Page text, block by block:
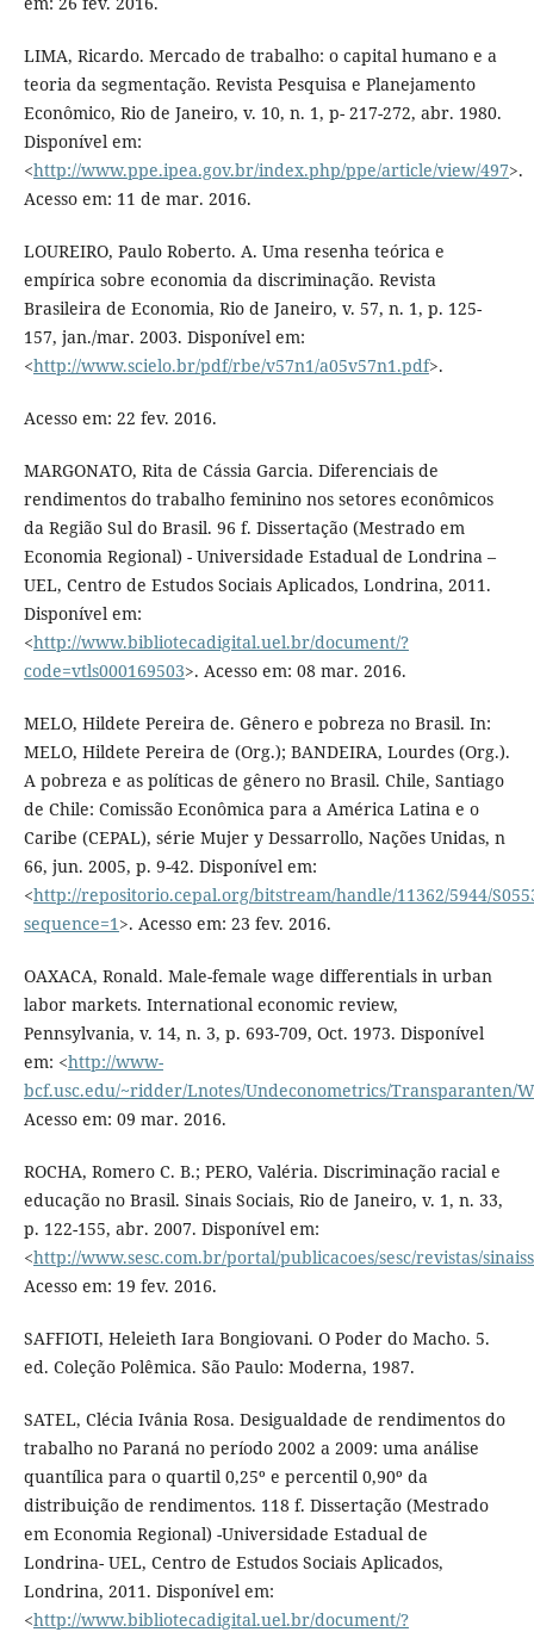
LIMA, Ricardo. Mercado de trabalho: o capital humano e a
teoria da segmentação. Revista Pesquisa e Planejamento
Econômico, Rio de Janeiro, v. 10, n. 1, p- 217-272, abr. 1980.
Disponível em:
<http://www.ppe.ipea.gov.br/index.php/ppe/article/view/497>.
Acesso em: 11 de mar. 2016.
LOUREIRO, Paulo Roberto. A. Uma resenha teórica e
empírica sobre economia da discriminação. Revista
Brasileira de Economia, Rio de Janeiro, v. 57, n. 1, p. 125-
157, jan./mar. 2003. Disponível em:
<http://www.scielo.br/pdf/rbe/v57n1/a05v57n1.pdf>.
Acesso em: 22 fev. 2016.
MARGONATO, Rita de Cássia Garcia. Diferenciais de
rendimentos do trabalho feminino nos setores econômicos
da Região Sul do Brasil. 96 f. Dissertação (Mestrado em
Economia Regional) - Universidade Estadual de Londrina –
UEL, Centro de Estudos Sociais Aplicados, Londrina, 2011.
Disponível em:
<http://www.bibliotecadigital.uel.br/document/?
code=vtls000169503>. Acesso em: 08 mar. 2016.
MELO, Hildete Pereira de. Gênero e pobreza no Brasil. In:
MELO, Hildete Pereira de (Org.); BANDEIRA, Lourdes (Org.).
A pobreza e as políticas de gênero no Brasil. Chile, Santiago
de Chile: Comissão Econômica para a América Latina e o
Caribe (CEPAL), série Mujer y Dessarrollo, Nações Unidas, n
66, jun. 2005, p. 9-42. Disponível em:
<http://repositorio.cepal.org/bitstream/handle/11362/5944/
sequence=1 >. Acesso em: 23 fev. 2016.
OAXACA, Ronald. Male-female wage differentials in urban
labor markets. International economic review,
Pennsylvania, v. 14, n. 3, p. 693-709, Oct. 1973. Disponível
em: <http://www-
bcf.usc.edu/~ridder/Lnotes/Undeconometrics/Transparanten/
Acesso em: 09 mar. 2016.
ROCHA, Romero C. B.; PERO, Valéria. Discriminação racial e
educação no Brasil. Sinais Sociais, Rio de Janeiro, v. 1, n. 33,
p. 122-155, abr. 2007. Disponível em:
<http://www.sesc.com.br/portal/publicacoes/sesc/revistas/
Acesso em: 19 fev. 2016.
SAFFIOTI, Heleieth Iara Bongiovani. O Poder do Macho. 5.
ed. Coleção Polêmica. São Paulo: Moderna, 1987.
SATEL, Clécia Ivânia Rosa. Desigualdade de rendimentos do
trabalho no Paraná no período 2002 a 2009: uma análise
quantílica para o quartil 0,25º e percentil 0,90º da
distribuição de rendimentos. 118 f. Dissertação (Mestrado
em Economia Regional) -Universidade Estadual de
Londrina- UEL, Centro de Estudos Sociais Aplicados,
Londrina, 2011. Disponível em:
<http://www.bibliotecadigital.uel.br/document/?